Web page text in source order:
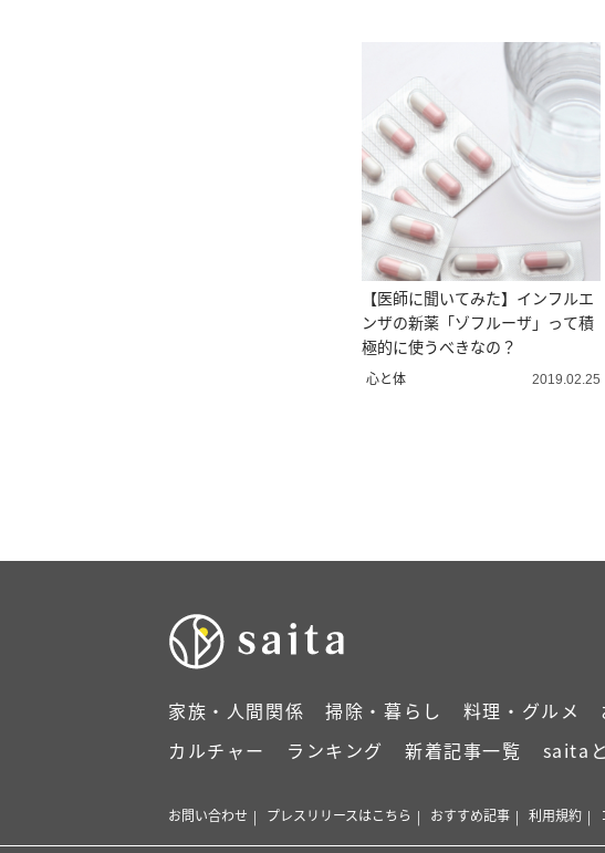
【医師に聞いてみた】インフルエ
ンザの新薬「ゾフルーザ」って積
極的に使うべきなの？
心と体 2019.02.25
家族・人間関係 掃除・暮らし 料理・グルメ
カルチャー
ランキング 新着記事一覧 saita
お問い合わせ プレスリリースはこちら おすすめ記事 利用規約